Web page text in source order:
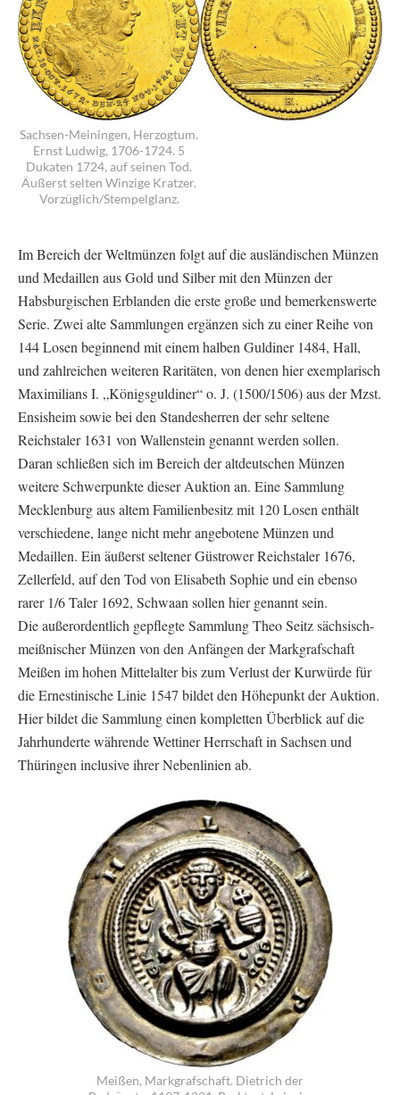
Sachsen-Meiningen, Herzogtum.
Ernst Ludwig, 1706-1724. 5
Dukaten 1724, auf seinen Tod.
Äußerst selten Winzige Kratzer.
Vorzüglich/Stempelglanz.
Im Bereich der Weltmünzen folgt auf die ausländischen Münzen
und Medaillen aus Gold und Silber mit den Münzen der
Habsburgischen Erblanden die erste große und bemerkenswerte
Serie. Zwei alte Sammlungen ergänzen sich zu einer Reihe von
144 Losen beginnend mit einem halben Guldiner 1484, Hall,
und zahlreichen weiteren Raritäten, von denen hier exemplarisch
Maximilians I. „Königsguldiner“ o. J. (1500/1506) aus der Mzst.
Ensisheim sowie bei den Standesherren der sehr seltene
Reichstaler 1631 von Wallenstein genannt werden sollen.
Daran schließen sich im Bereich der altdeutschen Münzen
weitere Schwerpunkte dieser Auktion an. Eine Sammlung
Mecklenburg aus altem Familienbesitz mit 120 Losen enthält
verschiedene, lange nicht mehr angebotene Münzen und
Medaillen. Ein äußerst seltener Güstrower Reichstaler 1676,
Zellerfeld, auf den Tod von Elisabeth Sophie und ein ebenso
rarer 1/6 Taler 1692, Schwaan sollen hier genannt sein.
Die außerordentlich gepflegte Sammlung Theo Seitz sächsisch-
meißnischer Münzen von den Anfängen der Markgrafschaft
Meißen im hohen Mittelalter bis zum Verlust der Kurwürde für
die Ernestinische Linie 1547 bildet den Höhepunkt der Auktion.
Hier bildet die Sammlung einen kompletten Überblick auf die
Jahrhunderte währende Wettiner Herrschaft in Sachsen und
Thüringen inclusive ihrer Nebenlinien ab.
Meißen, Markgrafschaft. Dietrich der